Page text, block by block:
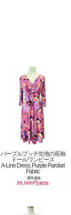
パープルプッチ生地の長袖
ドールワンピース
A-Line Dress, Purple Parolari
Fabric
通常価格
39,000円(税別)